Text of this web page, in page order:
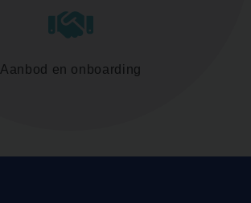
Aanbod en onboarding